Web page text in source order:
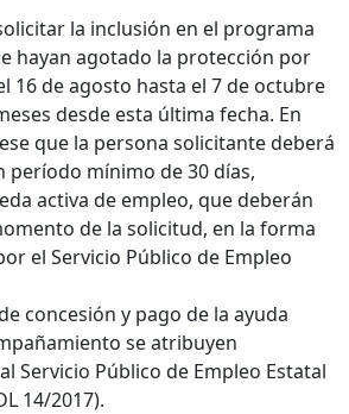
la inclusión en el programa
hayan agotado la protección por
16 de agosto hasta el 7 de octubre
desde esta última fecha. En
que la persona solicitante deberá
período mínimo de 30 días,
activa de empleo, que deberán
de la solicitud, en la forma
el Servicio Público de Empleo
concesión y pago de la ayuda
se atribuyen
Servicio Público de Empleo Estatal
14/2017).